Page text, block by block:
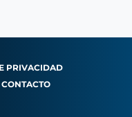
PRIVACIDAD
CONTACTO